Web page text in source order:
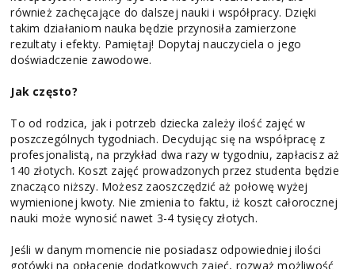
również zachęcające do dalszej nauki i współpracy. Dzięki
takim działaniom nauka będzie przynosiła zamierzone
rezultaty i efekty. Pamiętaj! Dopytaj nauczyciela o jego
doświadczenie zawodowe.
Jak często?
To od rodzica, jak i potrzeb dziecka zależy ilość zajęć w
poszczególnych tygodniach. Decydując się na współpracę z
profesjonalistą, na przykład dwa razy w tygodniu, zapłacisz aż
140 złotych. Koszt zajęć prowadzonych przez studenta będzie
znacząco niższy. Możesz zaoszczędzić aż połowę wyżej
wymienionej kwoty. Nie zmienia to faktu, iż koszt całorocznej
nauki może wynosić nawet 3-4 tysięcy złotych.
Jeśli w danym momencie nie posiadasz odpowiedniej ilości
gotówki na opłacenie dodatkowych zajęć, rozważ możliwość